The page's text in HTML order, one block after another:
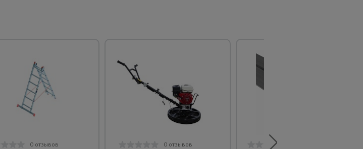
0 отзывов 0 отзывов